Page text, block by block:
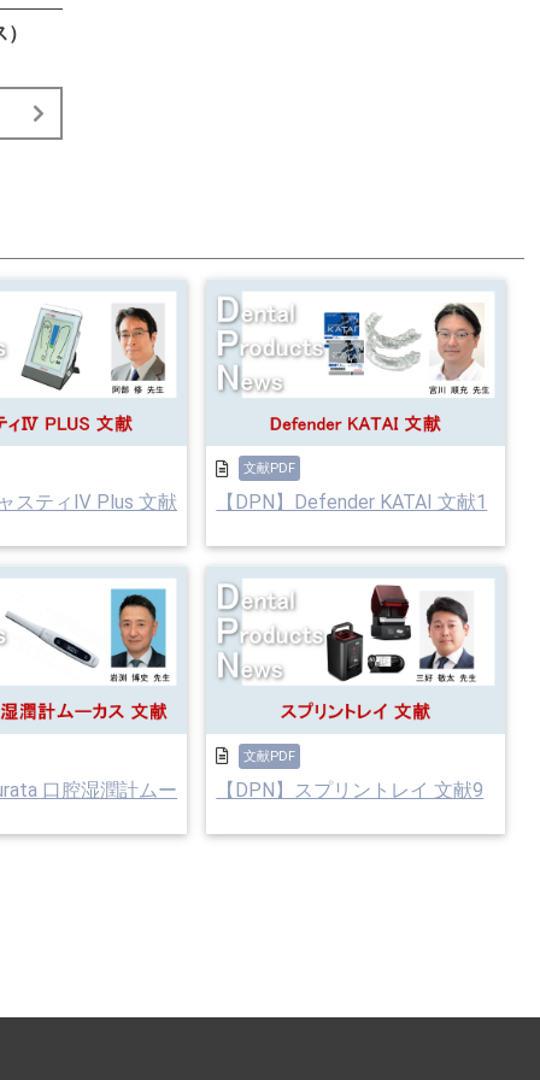
ャスティⅣ Plus 文献
文献PDF
【DPN】Defender KATAI 文献1
口腔湿潤計ムー
文献PDF
【DPN】スプリントレイ 文献9